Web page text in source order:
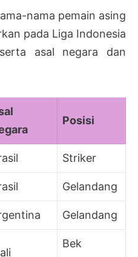
nama pemain asing
pada Liga Indonesia
asal negara dan
Posisi
Striker
Gelandang
Gelandang
Bek